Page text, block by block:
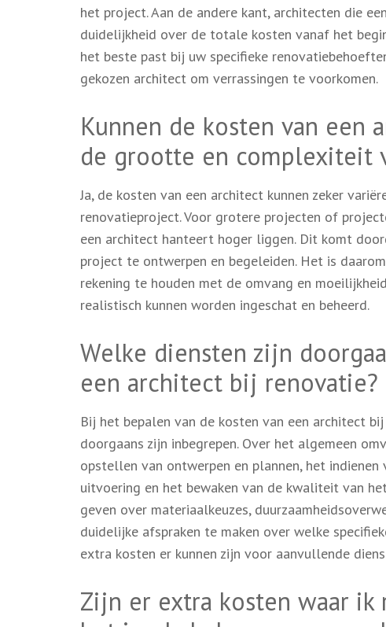
het project. Aan de andere kant, architecten die
duidelijkheid over de totale kosten vanaf het
het beste past bij uw specifieke
gekozen architect om verrassingen te voorkomen.
Kunnen de kosten van een
de grootte en complexiteit
Ja, de kosten van een architect kunnen zeker
renovatieproject. Voor grotere projecten of
een architect hanteert hoger liggen. Dit komt
project te ontwerpen en begeleiden. Het is
rekening te houden met de omvang en
realistisch kunnen worden ingeschat en beheerd.
Welke diensten zijn
een architect bij renovatie?
Bij het bepalen van de kosten van een architect
doorgaans zijn inbegrepen. Over het algemeen
opstellen van ontwerpen en plannen, het
uitvoering en het bewaken van de kwaliteit van
geven over materiaalkeuzes,
duidelijke afspraken te maken over welke
extra kosten er kunnen zijn voor aanvullende
Zijn er extra kosten waar